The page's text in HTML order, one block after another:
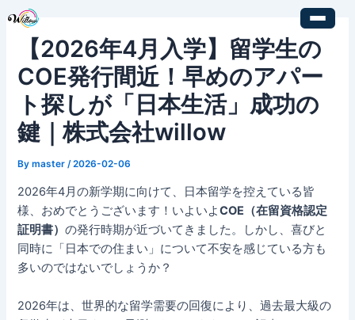
【2026年4月入学】留学生の
COE発行間近！早めのアパー
ト探しが「日本生活」成功の
鍵｜株式会社willow
Bymaster /2026-02-06
2026年4月の新学期に向けて、日本留学を控えている皆
様、おめでとうございます！いよいよCOE（在留資格認定
証明書）の発行時期が近づいてきました。しかし、喜びと
同時に「日本での住まい」について不安を感じている方も
多いのではないでしょうか？
2026年は、世界的な留学需要の回復により、過去最大級の
Post
navigation